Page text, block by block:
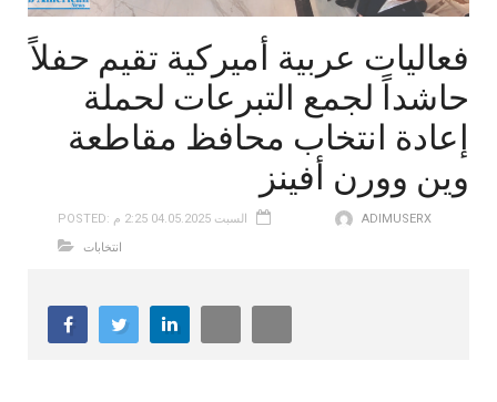
فعاليات عربية أميركية تقيم حفلاً
حاشداً لجمع التبرعات لحملة
إعادة انتخاب محافظ مقاطعة
وين وورن أفينز
POSTED: السبت 04.05.2025 2:25 م
ADIMUSERX
انتخابات